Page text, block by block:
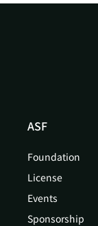
ASF
Foundation
License
Events
Sponsorship